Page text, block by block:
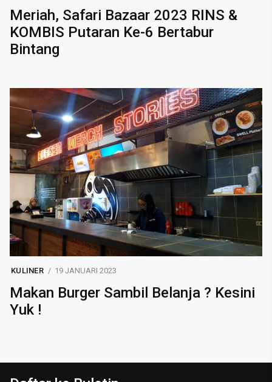
Meriah, Safari Bazaar 2023 RINS &
KOMBIS Putaran Ke-6 Bertabur
Bintang
KULINER 19 JANUARI 2023
Makan Burger Sambil Belanja ? Kesini
Yuk !